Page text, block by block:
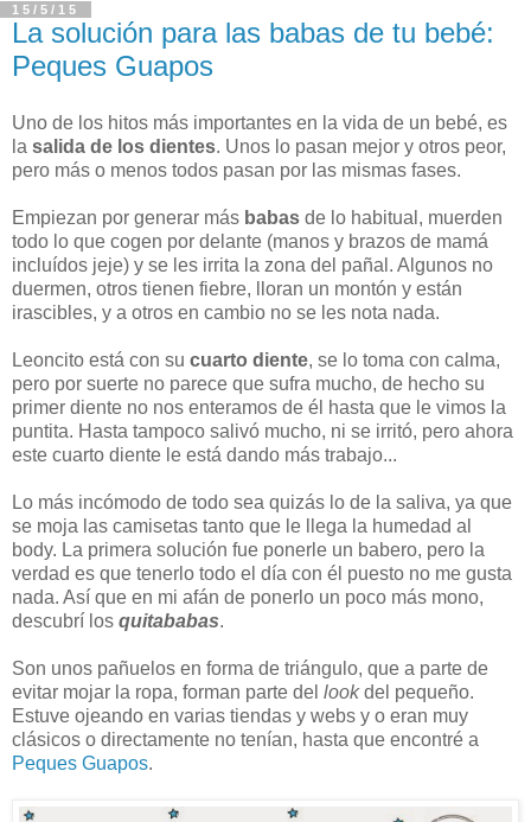
15/5/15
La solución para las babas de tu bebé:
Peques Guapos
Uno de los hitos más importantes en la vida de un bebé, es
la salida de los dientes. Unos lo pasan mejor y otros peor,
pero más o menos todos pasan por las mismas fases.
Empiezan por generar más babas de lo habitual, muerden
todo lo que cogen por delante (manos y brazos de mamá
incluídos jeje) y se les irrita la zona del pañal. Algunos no
duermen, otros tienen fiebre, lloran un montón y están
irascibles, y a otros en cambio no se les nota nada.
Leoncito está con su cuarto diente, se lo toma con calma,
pero por suerte no parece que sufra mucho, de hecho su
primer diente no nos enteramos de él hasta que le vimos la
puntita. Hasta tampoco salivó mucho, ni se irritó, pero ahora
este cuarto diente le está dando más trabajo...
Lo más incómodo de todo sea quizás lo de la saliva, ya que
se moja las camisetas tanto que le llega la humedad al
body. La primera solución fue ponerle un babero, pero la
verdad es que tenerlo todo el día con él puesto no me gusta
nada. Así que en mi afán de ponerlo un poco más mono,
descubrí los quitababas.
Son unos pañuelos en forma de triángulo, que a parte de
evitar mojar la ropa, forman parte del lookdel pequeño.
Estuve ojeando en varias tiendas y webs y o eran muy
clásicos o directamente no tenían, hasta que encontré a
Peques Guapos.